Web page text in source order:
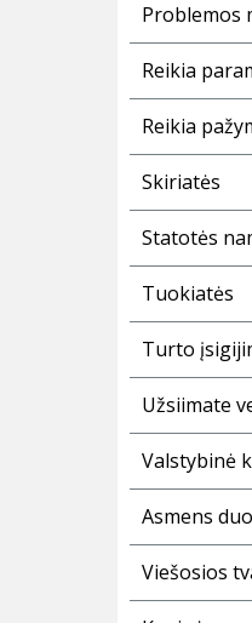
Problemos
Reikia
Reikia
Skiriatės
Statotės
Tuokiatės
Turto
Užsiimate
Valstybinė
Asmens
Viešosios